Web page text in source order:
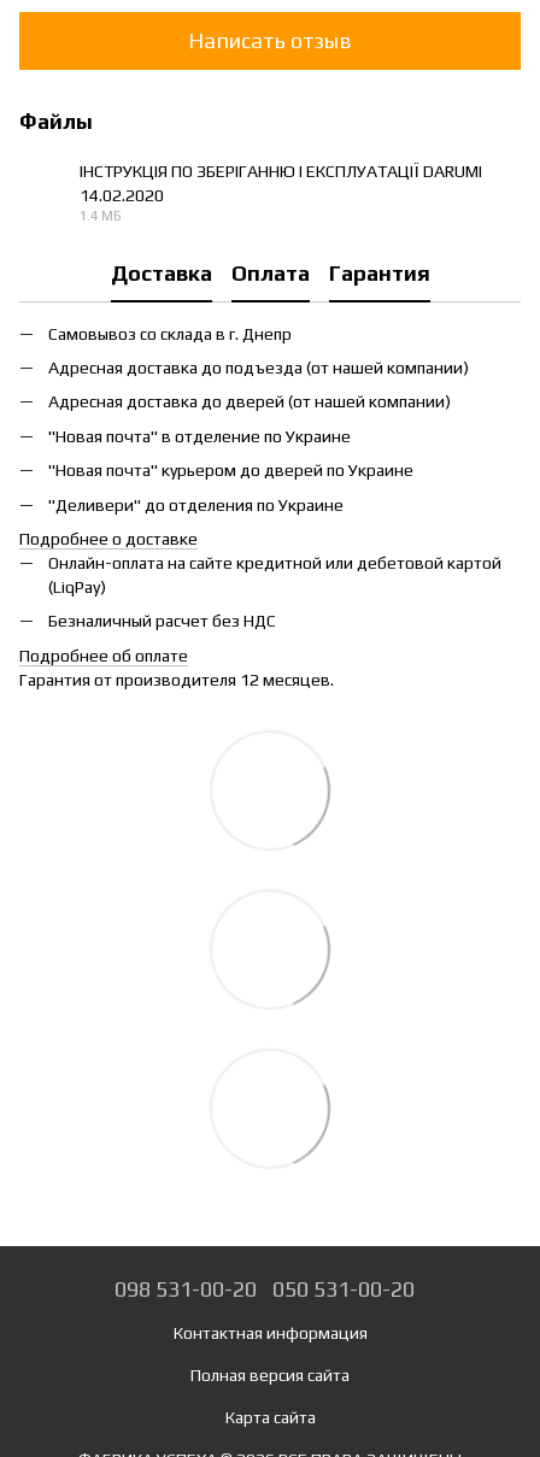
Написать отзыв
Файлы
ІНСТРУКЦІЯ ПО ЗБЕРІГАННЮ І ЕКСПЛУАТАЦІЇ DARUMI
14.02.2020
1.4 МБ
Доставка Оплата Гарантия
Самовывоз со склада в г. Днепр
Адресная доставка до подъезда (от нашей компании)
Адресная доставка до дверей (от нашей компании)
"Новая почта" в отделение по Украине
"Новая почта" курьером до дверей по Украине
"Деливери" до отделения по Украине
Подробнее о доставке
Онлайн-оплата на сайте кредитной или дебетовой картой
(LiqPay)
Безналичный расчет без НДС
Подробнее об оплате
Гарантия от производителя 12 месяцев.
098 531-00-20 050 531-00-20
Контактная информация
Полная версия сайта
Карта сайта